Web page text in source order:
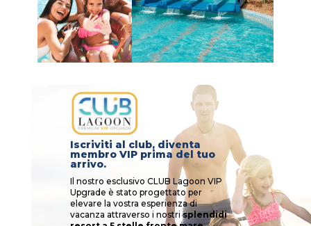
Iscriviti al club, diventa
membro VIP prima del tuo
arrivo.
Il nostro esclusivo CLUB Lagoon VIP
Upgrade è stato progettato per
elevare la vostra esperienza di
vacanza attraverso i nostrisplendidi